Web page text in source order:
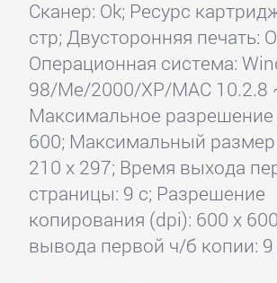
Сканер: Ok; Ресурс
стр; Двусторонняя печать:
Операционная система:
98/Me/2000/XP/MAC 10.2.8
Максимальное разрешение
600; Максимальный размер
210 x 297; Время выхода
страницы: 9 с; Разрешение
копирования (dpi): 600 x
вывода первой ч/б копии: 9